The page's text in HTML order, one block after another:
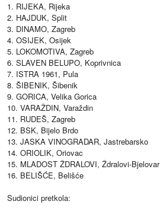
1. RIJEKA, Rijeka
2. HAJDUK, Split
3. DINAMO, Zagreb
4. OSIJEK, Osijek
5. LOKOMOTIVA, Zagreb
6. SLAVEN BELUPO, Koprivnica
7. ISTRA 1961, Pula
8. ŠIBENIK, Šibenik
9. GORICA, Velika Gorica
10. VARAŽDIN, Varaždin
11. RUDEŠ, Zagreb
12. BSK, Bijelo Brdo
13. JASKA VINOGRADAR, Jastrebarsko
14. ORIOLIK, Oriovac
15. MLADOST ŽDRALOVI, Ždralovi-Bjelovar
16. BELIŠĆE, Belišće
Sudionici pretkola: